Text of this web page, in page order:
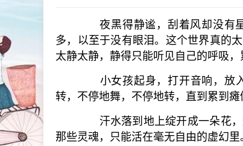
夜黑得静谧，刮着风却没有星
多，以至于没有眼泪。这个世界真的
太静太静，静得只能听见自己的呼吸
小女孩起身，打开音响，放入
转，不停地舞，不停地转，直到累到
汗水落到地上绽开成一朵花，
那些灵魂，只能活在毫无自由的虚幻